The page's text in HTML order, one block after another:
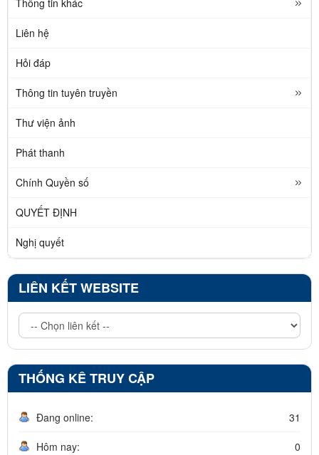
Liên hệ
Hỏi đáp
Thông tin tuyên truyền
Thư viện ảnh
Phát thanh
Chính Quyền số
QUYẾT ĐỊNH
Nghị quyết
LIÊN KẾT WEBSITE
THỐNG KÊ TRUY CẬP
Đang online: 31
Hôm nay: 0